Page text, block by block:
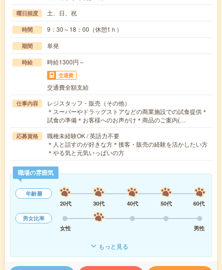
曜日頻度 土、日、祝
時間 9：30～18：00（休憩1ｈ）
期間 単発
時給 時給1300円～
交通費
交通費全額支給
仕事内容
レジスタッフ・販売（その他）
＊スーパーやドラッグストアなどの商業施設での試食提供＊
試食の準備＊お客様へのお声がけ＊商品のご案内(…
応募資格
職種未経験OK / 英語力不要
＊人と話すのが好きな方＊接客・販売の経験を活かしたい方
＊やる気と元気いっぱいの方
職場の雰囲気
年齢層
20代
30代 40代 50代
60代
男女比率
女性
男性
もっと見る